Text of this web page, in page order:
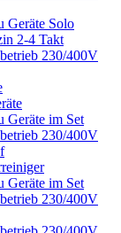
Geräte Solo
2-4 Takt
230/400V
Geräte im Set
230/400V
Geräte im Set
230/400V